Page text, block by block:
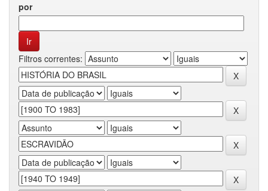
por
Filtros correntes: